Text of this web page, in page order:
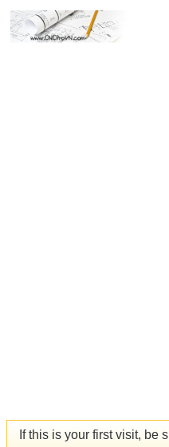
If this is your first visit, be